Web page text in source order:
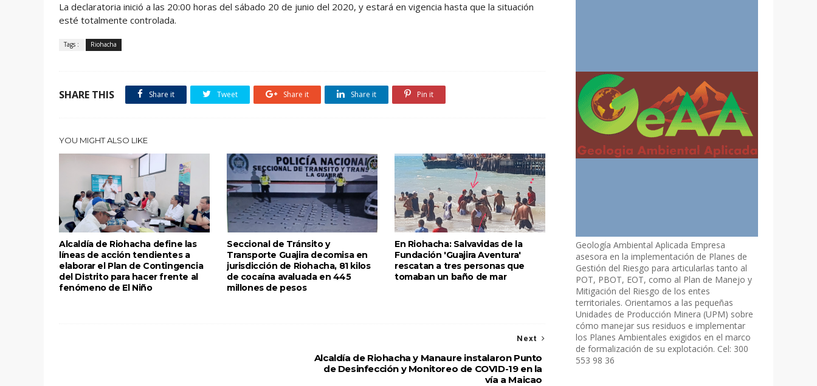
La declaratoria inició a las 20:00 horas del sábado 20 de junio del 2020, y estará en vigencia hasta que la situación
esté totalmente controlada.
Tags : Riohacha
SHARE THIS Share it Tweet Share it Share it Pin it
YOU MIGHT ALSO LIKE
Alcaldía de Riohacha define las
líneas de acción tendientes a
elaborar el Plan de Contingencia
del Distrito para hacer frente al
fenómeno de El Niño
Seccional de Tránsito y
Transporte Guajira decomisa en
jurisdicción de Riohacha, 81 kilos
de cocaína avaluada en 445
millones de pesos
En Riohacha: Salvavidas de la
Fundación 'Guajira Aventura'
rescatan a tres personas que
tomaban un baño de mar
Next
Alcaldía de Riohacha y Manaure instalaron Punto
de Desinfección y Monitoreo de COVID-19 en la
vía a Maicao
Geología Ambiental Aplicada Empresa
asesora en la implementación de Planes de
Gestión del Riesgo para articularlas tanto al
POT, PBOT, EOT, como al Plan de Manejo y
Mitigación del Riesgo de los entes
territoriales. Orientamos a las pequeñas
Unidades de Producción Minera (UPM) sobre
cómo manejar sus residuos e implementar
los Planes Ambientales exigidos en el marco
de formalización de su explotación. Cel: 300
553 98 36